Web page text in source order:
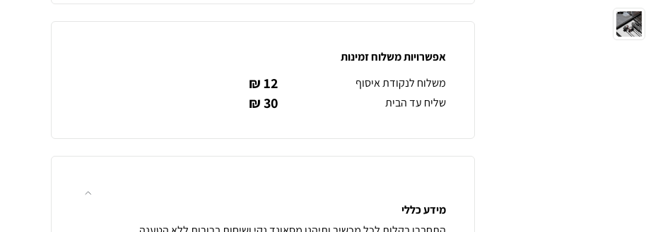
אפשרויות משלוח זמינות
משלוח לנקודת איסוף
12 ₪
שליח עד הבית 30 ₪
מידע כללי